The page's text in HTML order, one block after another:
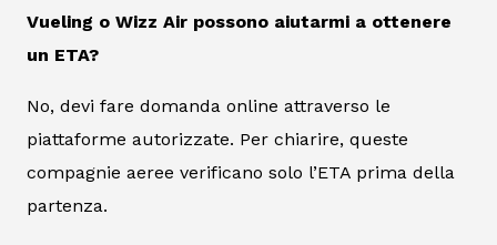
Vueling o Wizz Air possono aiutarmi a ottenere
un ETA?
No, devi fare domanda online attraverso le
piattaforme autorizzate. Per chiarire, queste
compagnie aeree verificano solo l’ETA prima della
partenza.